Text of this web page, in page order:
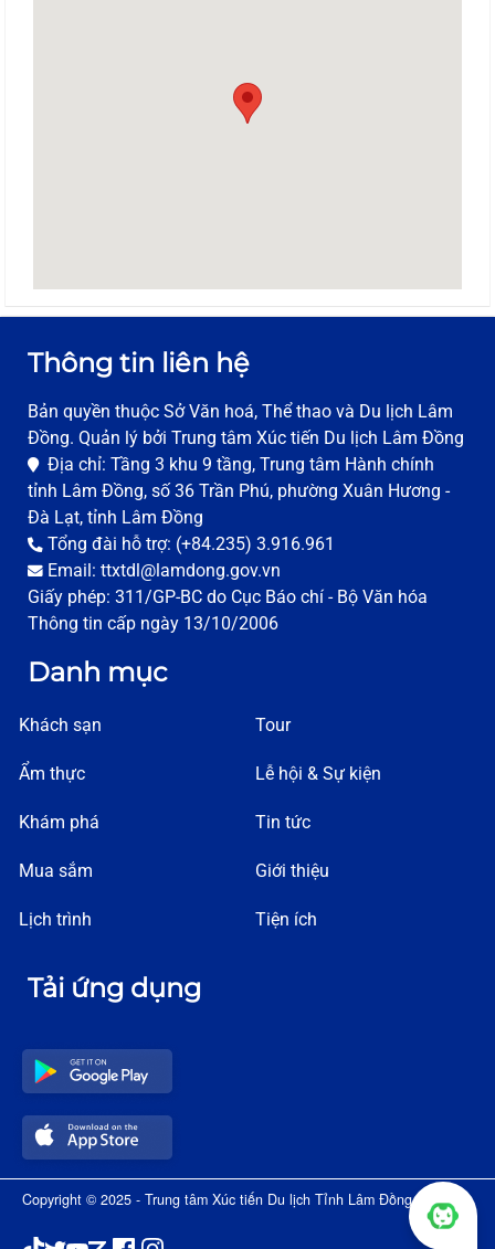
Thông tin liên hệ
Bản quyền thuộc Sở Văn hoá, Thể thao và Du lịch Lâm
Đồng. Quản lý bởi Trung tâm Xúc tiến Du lịch Lâm Đồng
Địa chỉ: Tầng 3 khu 9 tầng, Trung tâm Hành chính
tỉnh Lâm Đồng, số 36 Trần Phú, phường Xuân Hương -
Đà Lạt, tỉnh Lâm Đồng
Tổng đài hỗ trợ: (+84.235) 3.916.961
Email: ttxtdl@lamdong.gov.vn
Giấy phép: 311/GP-BC do Cục Báo chí - Bộ Văn hóa
Thông tin cấp ngày 13/10/2006
Danh mục
Khách sạn
Ẩm thực
Khám phá
Mua sắm
Lịch trình
Tour
Lễ hội & Sự kiện
Tin tức
Giới thiệu
Tiện ích
Tải ứng dụng
Copyright © 2025 - Trung tâm Xúc tiến Du lịch Tỉnh Lâm Đồng